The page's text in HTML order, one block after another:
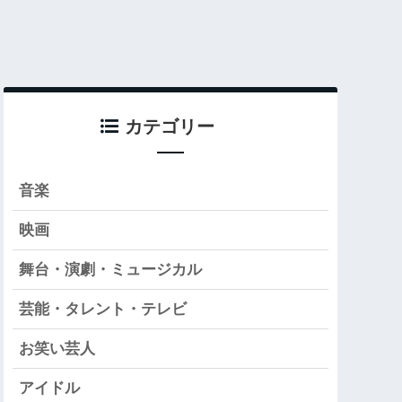
カテゴリー
音楽
映画
舞台・演劇・ミュージカル
芸能・タレント・テレビ
お笑い芸人
アイドル